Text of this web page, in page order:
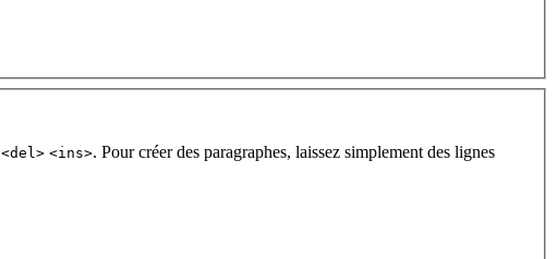
<del> <ins>. Pour créer des paragraphes, laissez simplement des lignes